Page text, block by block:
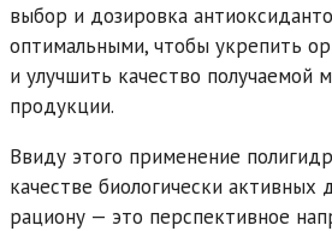
выбор и дозировка
оптимальными, чтобы укрепить
и улучшить качество получаемой
продукции.
Ввиду этого применение
качестве биологически активных
рациону — это перспективное